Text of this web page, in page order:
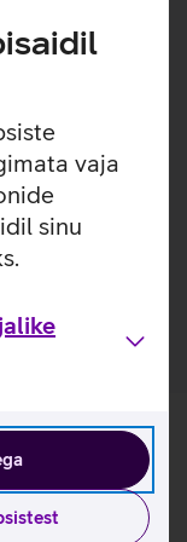
vaja
sinu
kasutamiseks
BLE-d ei
õpetatav telerit
e ja
Motorola
on